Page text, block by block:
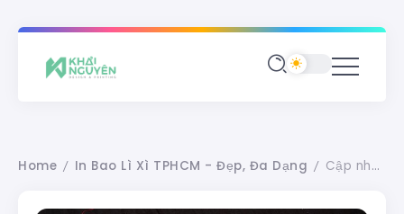
Home / In Bao Lì Xì TPHCM - Đẹp, Đa Dạng / Cập nhật mẫu in bao lì xì cao cấp mới & đẹp mắt nhất 2023